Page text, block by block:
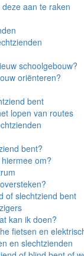
aan te raken
schoolgebouw?
oriënteren?
bent
lopen van routes
bent?
om?
of slechtziend bent
kan ik doen?
fietsen en
en slechtzienden